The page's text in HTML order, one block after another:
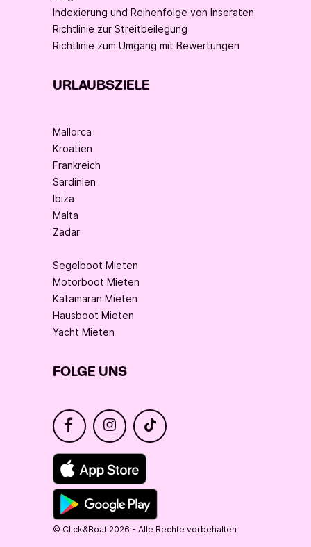
Indexierung und Reihenfolge von Inseraten
Richtlinie zur Streitbeilegung
Richtlinie zum Umgang mit Bewertungen
URLAUBSZIELE
Mallorca
Kroatien
Frankreich
Sardinien
Ibiza
Malta
Zadar
Segelboot Mieten
Motorboot Mieten
Katamaran Mieten
Hausboot Mieten
Yacht Mieten
FOLGE UNS
© Click&Boat 2026 - Alle Rechte vorbehalten